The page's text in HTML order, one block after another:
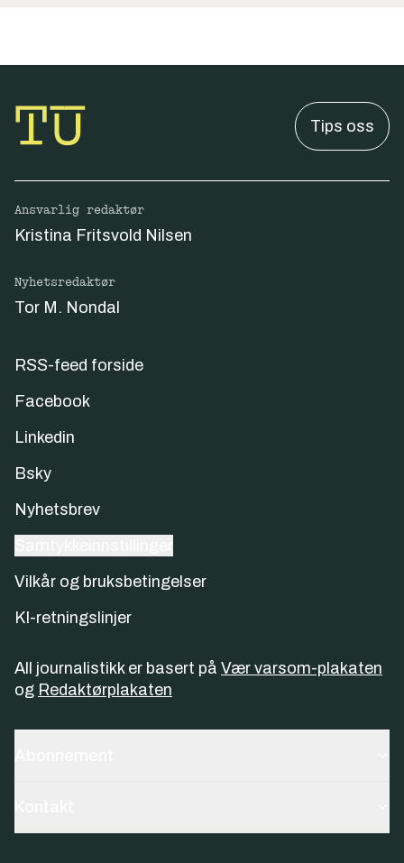
Tips oss
Ansvarlig redaktør
Kristina Fritsvold Nilsen
Nyhetsredaktør
Tor M. Nondal
RSS-feed forside
Facebook
Linkedin
Bsky
Nyhetsbrev
Vilkår og bruksbetingelser
KI-retningslinjer
All journalistikk er basert på Vær varsom-plakaten
og Redaktørplakaten